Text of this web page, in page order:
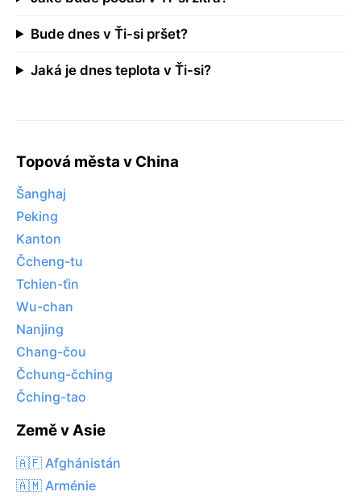
Bude dnes v Ťi-si pršet?
Jaká je dnes teplota v Ťi-si?
Topová města v China
Šanghaj
Peking
Kanton
Čcheng-tu
Tchien-ťin
Wu-chan
Nanjing
Chang-čou
Čchung-čching
Čching-tao
Země v Asie
🇦🇫 Afghánistán
🇦🇲 Arménie